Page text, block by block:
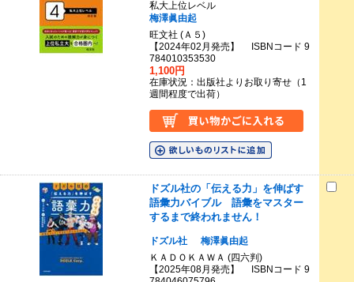
私大上位レベル
梅澤眞由起
旺文社 (Ａ５)
【2024年02月発売】 ISBNコード 9
784010353530
1,100円
在庫状況：出版社よりお取り寄せ（1
週間程度で出荷）
ドズル社の「伝える力」を伸ばす
語彙力バイブル 語彙をマスター
するまで終われません！
ドズル社
梅澤眞由起
ＫＡＤＯＫＡＷＡ (四六判)
【2025年08月発売】 ISBNコード 9